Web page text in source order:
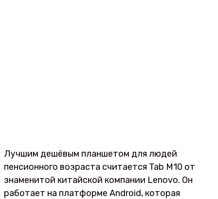
Лучшим дешёвым планшетом для людей
пенсионного возраста считается Tab M10 от
знаменитой китайской компании Lenovo. Он
работает на платформе Android, которая